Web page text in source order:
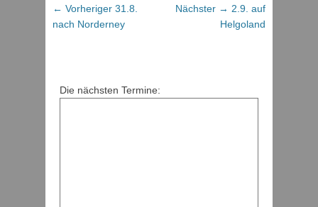
Beitragsnavigation
← Vorheriger Vorheriger
Beitrag:
31.8.
nach Norderney
Nächster → Nächster
Beitrag:
2.9. auf
Helgoland
Die nächsten Termine: